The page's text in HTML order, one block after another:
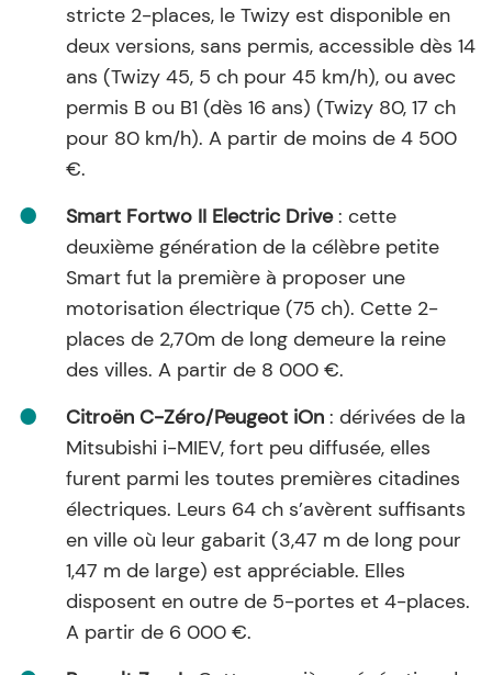
stricte 2-places, le Twizy est disponible en
deux versions, sans permis, accessible dès 14
ans (Twizy 45, 5 ch pour 45 km/h), ou avec
permis B ou B1 (dès 16 ans) (Twizy 80, 17 ch
pour 80 km/h). A partir de moins de 4 500
€.
Smart Fortwo II Electric Drive: cette
deuxième génération de la célèbre petite
Smart fut la première à proposer une
motorisation électrique (75 ch). Cette 2-
places de 2,70m de long demeure la reine
des villes. A partir de 8 000 €.
Citroën C-Zéro/Peugeot iOn : dérivées de la
Mitsubishi i-MIEV, fort peu diffusée, elles
furent parmi les toutes premières citadines
électriques. Leurs 64 ch s’avèrent suffisants
en ville où leur gabarit (3,47 m de long pour
1,47 m de large) est appréciable. Elles
disposent en outre de 5-portes et 4-places.
A partir de 6 000 €.